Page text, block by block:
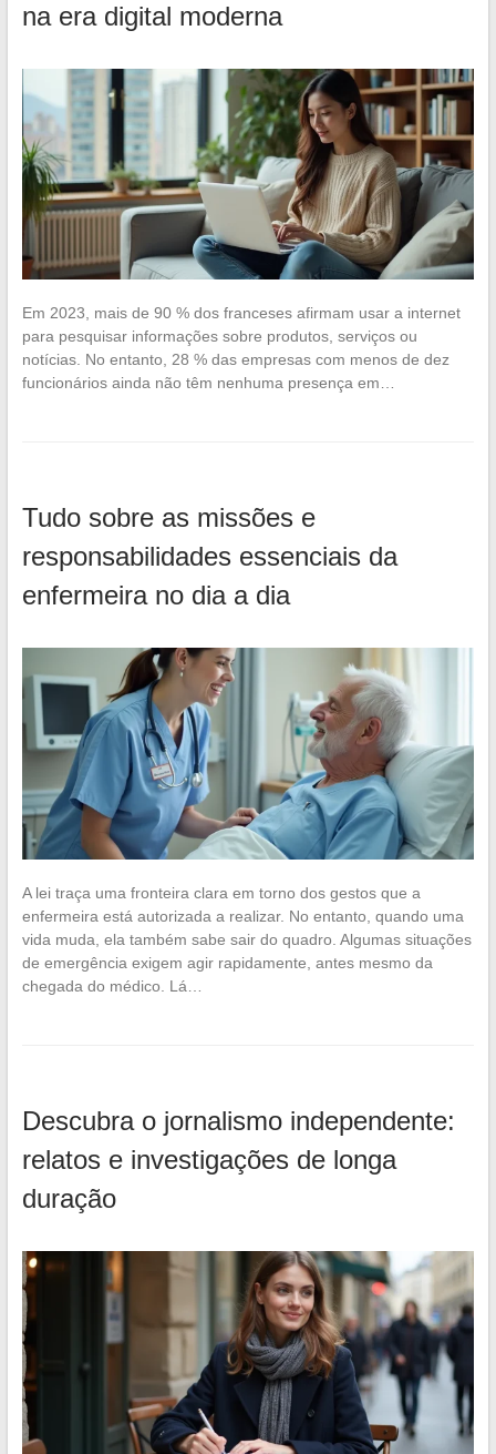
na era digital moderna
Em 2023, mais de 90 % dos franceses afirmam usar a internet
para pesquisar informações sobre produtos, serviços ou
notícias. No entanto, 28 % das empresas com menos de dez
funcionários ainda não têm nenhuma presença em…
Tudo sobre as missões e
responsabilidades essenciais da
enfermeira no dia a dia
A lei traça uma fronteira clara em torno dos gestos que a
enfermeira está autorizada a realizar. No entanto, quando uma
vida muda, ela também sabe sair do quadro. Algumas situações
de emergência exigem agir rapidamente, antes mesmo da
chegada do médico. Lá…
Descubra o jornalismo independente:
relatos e investigações de longa
duração